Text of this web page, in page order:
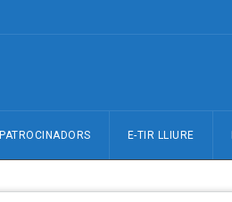
PATROCINADORS E-TIR LLIURE